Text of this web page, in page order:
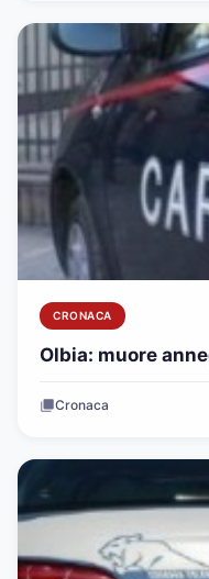
CRONACA
Olbia: muore
Cronaca